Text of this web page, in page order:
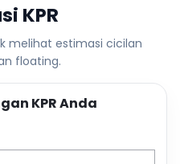
KPR
melihat estimasi cicilan
floating.
KPR Anda